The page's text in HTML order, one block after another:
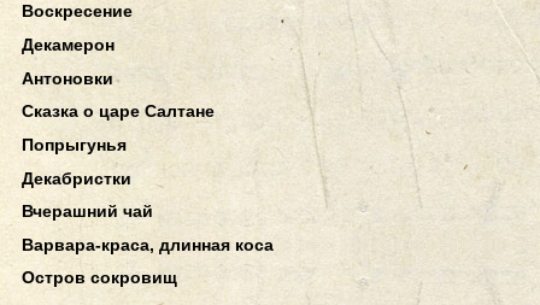
Воскресение
Декамерон
Антоновки
Сказка о царе Салтане
Попрыгунья
Декабристки
Вчерашний чай
Варвара-краса, длинная коса
Остров сокровищ